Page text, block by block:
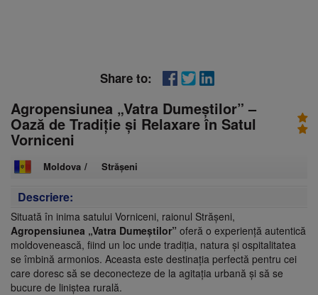
Share to:
Agropensiunea „Vatra Dumeștilor” –
Oază de Tradiție și Relaxare în Satul
Vorniceni
Moldova / Strășeni
Descriere:
Situată în inima satului Vorniceni, raionul Strășeni,
Agropensiunea „Vatra Dumeștilor” oferă o experiență autentică
moldovenească, fiind un loc unde tradiția, natura și ospitalitatea
se îmbină armonios. Aceasta este destinația perfectă pentru cei
care doresc să se deconecteze de la agitația urbană și să se
bucure de liniștea rurală.